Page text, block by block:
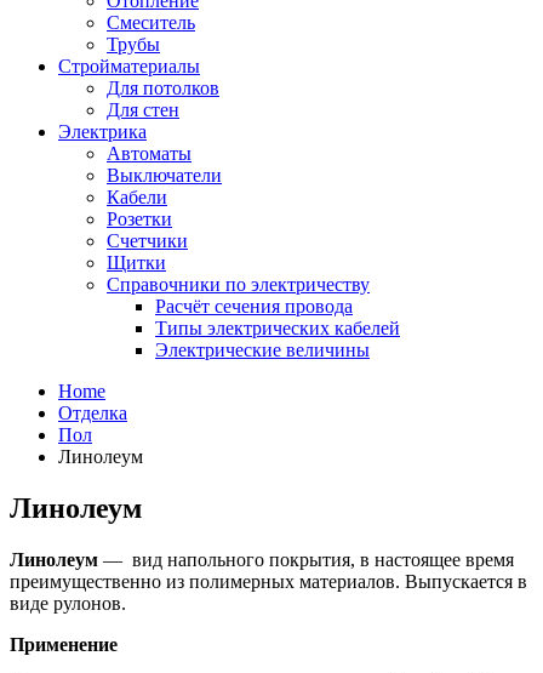
Смеситель
Трубы
Стройматериалы
Для потолков
Для стен
Электрика
Автоматы
Выключатели
Кабели
Розетки
Счетчики
Щитки
Справочники по электричеству
Расчёт сечения провода
Типы электрических кабелей
Электрические величины
Home
Отделка
Пол
Линолеум
Линолеум
Линолеум — вид напольного покрытия, в настоящее время
преимущественно из полимерных материалов. Выпускается в
виде рулонов.
Применение